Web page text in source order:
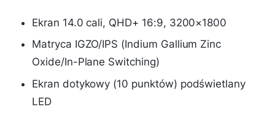
Ekran 14.0 cali, QHD+ 16:9, 3200×1800
Matryca IGZO/IPS (Indium Gallium Zinc
Oxide/In-Plane Switching)
Ekran dotykowy (10 punktów) podświetlany
LED